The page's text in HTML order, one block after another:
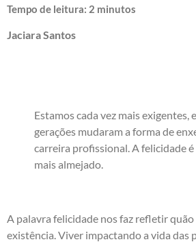
Tempo de leitura: 2 minutos
Jaciara Santos
Estamos cada vez mais exigentes,
gerações mudaram a forma de
carreira profissional. A felicidade é
mais almejado.
A palavra felicidade nos faz refletir quão
existência. Viver impactando a vida das